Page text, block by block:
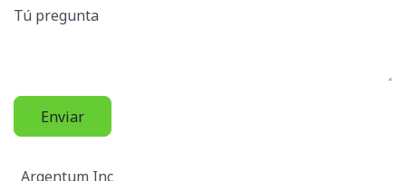
Tú pregunta
Enviar
Argentum Inc